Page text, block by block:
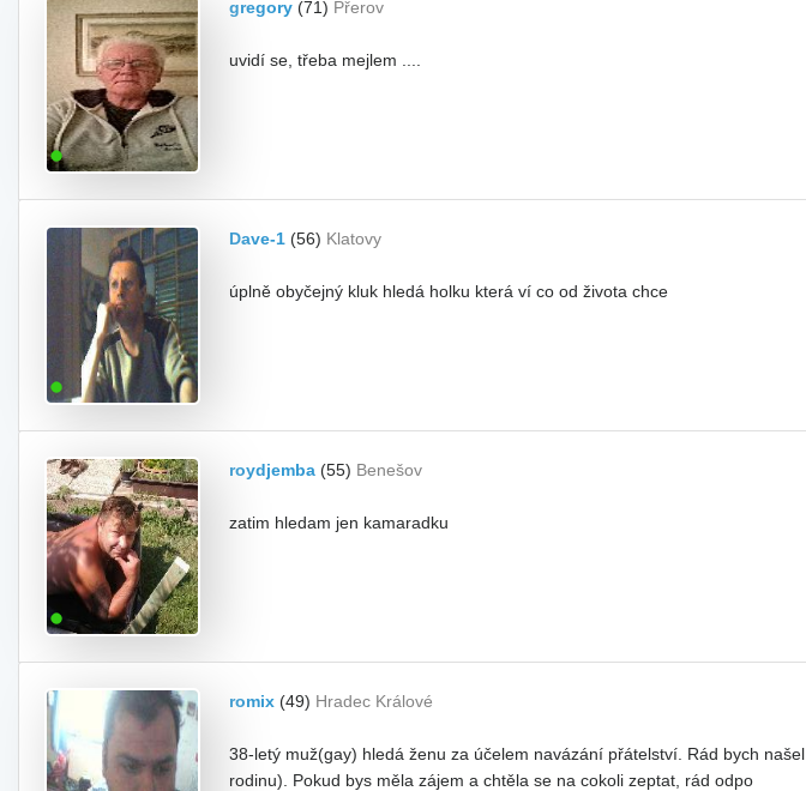
gregory (71) Přerov
uvidí se, třeba mejlem ....
Dave-1 (56) Klatovy
úplně obyčejný kluk hledá holku která ví co od života chce
roydjemba (55) Benešov
zatim hledam jen kamaradku
romix (49) Hradec Králové
38-letý muž(gay) hledá ženu za účelem navázání přátelství. Rád bych
rodinu). Pokud bys měla zájem a chtěla se na cokoli zeptat, rád odpo